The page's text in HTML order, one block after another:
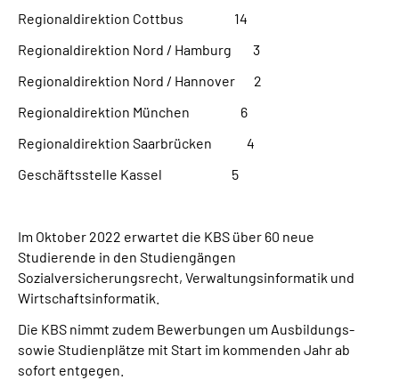
Regionaldirektion Cottbus 14
Regionaldirektion Nord / Hamburg 3
Regionaldirektion Nord / Hannover 2
Regionaldirektion München 6
Regionaldirektion Saarbrücken 4
Geschäftsstelle Kassel 5
Im Oktober 2022 erwartet die KBS über 60 neue
Studierende in den Studiengängen
Sozialversicherungsrecht, Verwaltungsinformatik und
Wirtschaftsinformatik.
Die KBS nimmt zudem Bewerbungen um Ausbildungs-
sowie Studienplätze mit Start im kommenden Jahr ab
sofort entgegen.